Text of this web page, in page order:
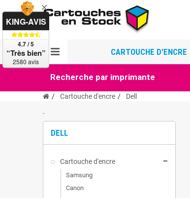
CARTOUCHE D'ENCRE
Recherche par imprimante
Cartouche d'encre Dell
`
DELL
Cartouche d'encre
Samsung
Canon
KING-AVIS
4.7 / 5
“Très bien”
2580 avis